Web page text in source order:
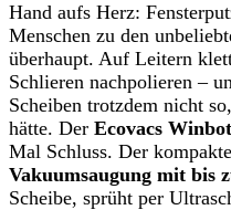
Hand aufs Herz:
Menschen zu den
überhaupt. Auf Leitern
Schlieren nachpolieren –
Scheiben trotzdem nicht
hätte. Der Ecovacs
Mal Schluss. Der
Vakuumsaugung mit bis
Scheibe, sprüht per